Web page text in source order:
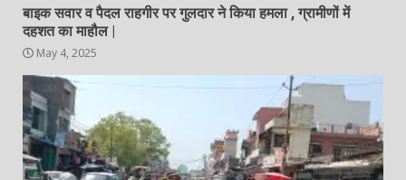
बाइक सवार व पैदल राहगीर पर गुलदार ने किया हमला , ग्रामीणों में
दहशत का माहौल |
May 4, 2025